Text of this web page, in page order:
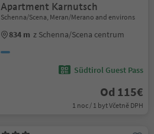
Apartment Karnutsch
Schenna/Scena, Meran/Merano and environs
834 m z Schenna/Scena centrum
Südtirol Guest Pass
Od 115€
1 noc / 1 byt Včetně DPH